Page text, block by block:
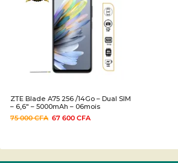
ZTE Blade A75 256 /14Go – Dual SIM
– 6,6″ – 5000mAh – 06mois
75 000CFA 67 600 CFA